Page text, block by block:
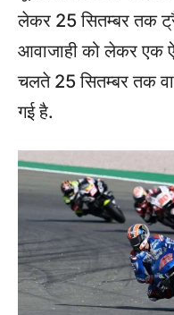
लेकर 25 सितम्बर तक
आवाजाही को लेकर एक
चलते 25 सितम्बर तक
गई है.